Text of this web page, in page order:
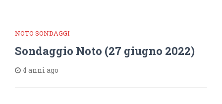
NOTO SONDAGGI
Sondaggio Noto (27 giugno 2022)
4 anni ago